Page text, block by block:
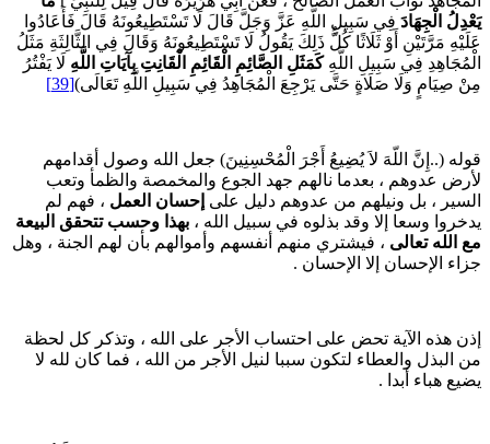
الْجِهَادَفِي سَبِيلِ اللَّهِ عَزَّ وَجَلَّ قَالَ لَا تَسْتَطِيعُونَهُ قَالَ فَأَعَادُوا
مَرَّتَيْنِ أَوْ ثَلَاثًا كُلُّ ذَلِكَ يَقُولُ لَا تَسْتَطِيعُونَهُ وَقَالَ فِي الثَّالِثَةِ مَثَلُ
فِي سَبِيلِ اللَّهِكَمَثَلِ الصَّائِمِ الْقَائِمِ الْقَانِتِ بِآيَاتِ اللَّهِلَا يَفْتُرُ
صِيَامٍ وَلَا صَلَاةٍ حَتَّى يَرْجِعَ الْمُجَاهِدُ فِي سَبِيلِ اللَّهِ تَعَالَى) [39]
(..إِنَّ اللّهَ لاَ يُضِيعُ أَجْرَ الْمُحْسِنِينَ) جعل الله وصول أقدامهم
عدوهم ، بعدما نالهم جهد الجوع والمخمصة والظمأ وتعب
، بل ونيلهم من عدوهم دليل على إحسان العمل، فهم لم
وسعا إلا وقد بذلوه في سبيل الله ، بهذا وحسب تتحقق البيعة
الله تعالى، فيشتري منهم أنفسهم وأموالهم بأن لهم الجنة ، وهل
الإحسان إلا الإحسان .
هذه الآية تحض على احتساب الأجر على الله ، وتذكر كل لحظة
البذل والعطاء لتكون سببا لنيل الأجر من الله ، فما كان لله لا
هباء أبدا .